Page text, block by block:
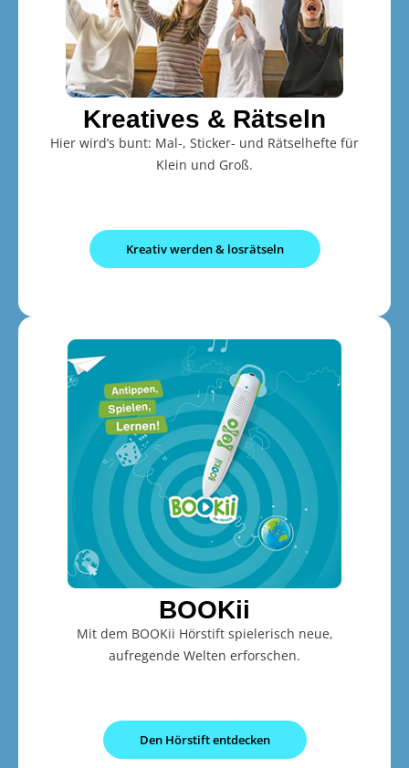
Kreatives & Rätseln
Hier wird’s bunt: Mal-, Sticker- und Rätselhefte für
Klein und Groß.
Kreativ werden & losrätseln
BOOKii
Mit dem BOOKii Hörstift spielerisch neue,
aufregende Welten erforschen.
Den Hörstift entdecken